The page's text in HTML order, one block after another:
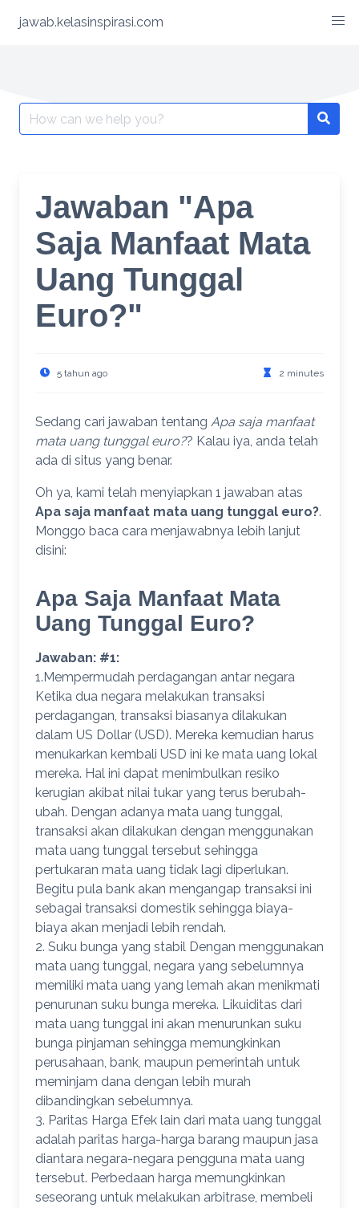
jawab.kelasinspirasi.com
Search
for:
Jawaban "Apa
Saja Manfaat Mata
Uang Tunggal
Euro?"
5 tahun ago 2 minutes
Sedang cari jawaban tentang Apa saja manfaat
mata uang tunggal euro?? Kalau iya, anda telah
ada di situs yang benar.
Oh ya, kami telah menyiapkan 1 jawaban atas
Apa saja manfaat mata uang tunggal euro?.
Monggo baca cara menjawabnya lebih lanjut
disini:
Apa Saja Manfaat Mata
Uang Tunggal Euro?
Jawaban: #1:
1.Mempermudah perdagangan antar negara
Ketika dua negara melakukan transaksi
perdagangan, transaksi biasanya dilakukan
dalam US Dollar (USD). Mereka kemudian harus
menukarkan kembali USD ini ke mata uang lokal
mereka. Hal ini dapat menimbulkan resiko
kerugian akibat nilai tukar yang terus berubah-
ubah. Dengan adanya mata uang tunggal,
transaksi akan dilakukan dengan menggunakan
mata uang tunggal tersebut sehingga
pertukaran mata uang tidak lagi diperlukan.
Begitu pula bank akan mengangap transaksi ini
sebagai transaksi domestik sehingga biaya-
biaya akan menjadi lebih rendah.
2. Suku bunga yang stabil Dengan menggunakan
mata uang tunggal, negara yang sebelumnya
memiliki mata uang yang lemah akan menikmati
penurunan suku bunga mereka. Likuiditas dari
mata uang tunggal ini akan menurunkan suku
bunga pinjaman sehingga memungkinkan
perusahaan, bank, maupun pemerintah untuk
meminjam dana dengan lebih murah
dibandingkan sebelumnya.
3. Paritas Harga Efek lain dari mata uang tunggal
adalah paritas harga-harga barang maupun jasa
diantara negara-negara pengguna mata uang
tersebut. Perbedaan harga memungkinkan
seseorang untuk melakukan arbitrase, membeli